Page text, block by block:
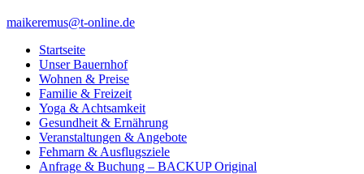
maikeremus@t-online.de
Startseite
Unser Bauernhof
Wohnen & Preise
Familie & Freizeit
Yoga & Achtsamkeit
Gesundheit & Ernährung
Veranstaltungen & Angebote
Fehmarn & Ausflugsziele
Anfrage & Buchung – BACKUP Original